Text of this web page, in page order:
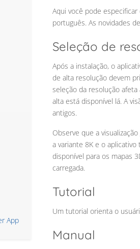
App
Aqui você pode
português. As novidades
Seleção de
Após a instalação, o
de alta resolução devem
seleção da resolução
alta está disponível lá. A
antigos.
Observe que a
a variante 8K e o
disponível para os mapas
carregada.
Tutorial
Um tutorial orienta o
Manual